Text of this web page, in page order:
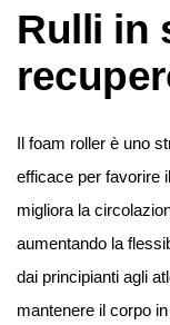
Rulli in
Il foam roller è uno
efficace per favorire
migliora la
aumentando la
dai principianti agli
mantenere il corpo